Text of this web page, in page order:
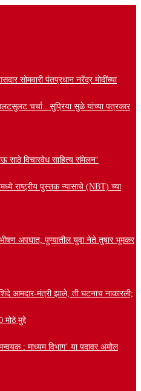
सोमवारी पंतप्रधान नरेंद्र मोदींच्या
चर्चा.. सुप्रिया सुळे यांच्या पत्रकार
साठे विचारवेध साहित्य संमेलन’
राष्ट्रीय पुस्तक न्यासाचे (NBT) च्या
भीषण अपघात; पुण्यातील युवा नेते तुषार भूमकर
आमदार-मंत्री झाले, ती घटनाच नाकारली;
मोठे मुद्दे
: माध्यम विभाग’ या पदावर अमोल